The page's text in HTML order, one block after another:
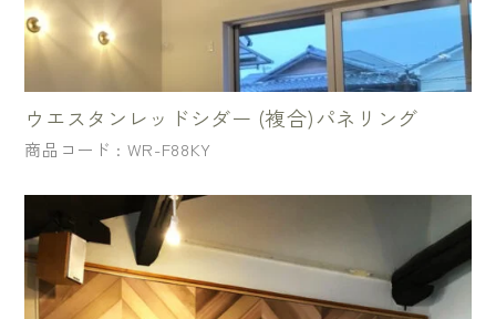
ウエスタンレッドシダー (複合)パネリング
商品コード : WR-F88KY